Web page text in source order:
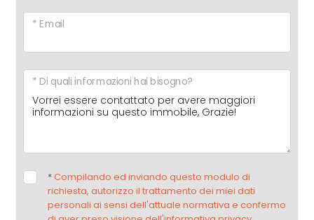
* Email
* Di quali informazioni hai bisogno?
*Compilando ed inviando questo modulo di
richiesta, autorizzo il trattamento dei miei dati
personali ai sensi dell'attuale normativa e confermo